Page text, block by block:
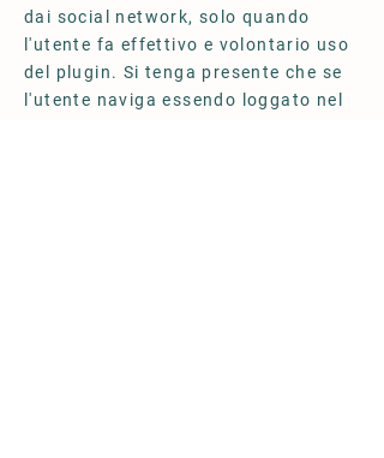
dai social network, solo quando
l'utente fa effettivo e volontario uso
del plugin. Si tenga presente che se
l'utente naviga essendo loggato nel